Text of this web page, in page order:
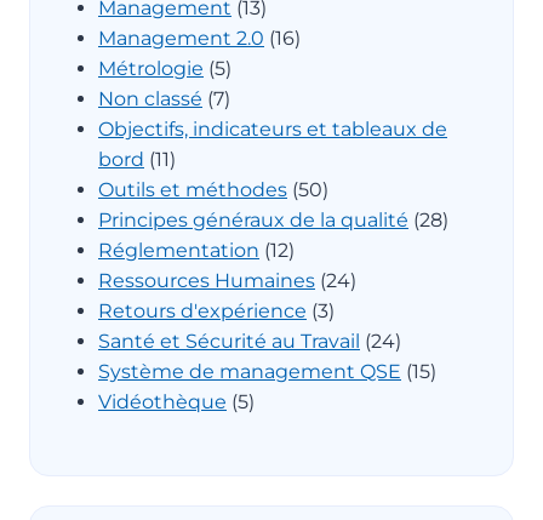
Management (13)
Management 2.0 (16)
Métrologie (5)
Non classé (7)
Objectifs, indicateurs et tableaux de
bord (11)
Outils et méthodes (50)
Principes généraux de la qualité (28)
Réglementation (12)
Ressources Humaines (24)
Retours d'expérience (3)
Santé et Sécurité au Travail (24)
Système de management QSE (15)
Vidéothèque (5)